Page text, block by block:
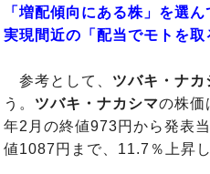
「増配傾向にある株」を選
実現間近の「配当でモトを取
参考として、 ツバキ・ナカ
う。 ツバキ・ナカシマの株価
年2月の終値973円から発表
値1087円まで、11.7％上昇